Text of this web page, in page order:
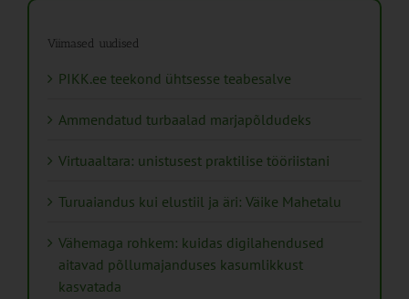
Viimased uudised
PIKK.ee teekond ühtsesse teabesalve
Ammendatud turbaalad marjapõldudeks
Virtuaaltara: unistusest praktilise tööriistani
Turuaiandus kui elustiil ja äri: Väike Mahetalu
Vähemaga rohkem: kuidas digilahendused
aitavad põllumajanduses kasumlikkust
kasvatada